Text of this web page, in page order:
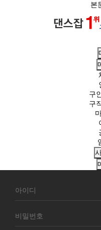
본
구
구
원
그